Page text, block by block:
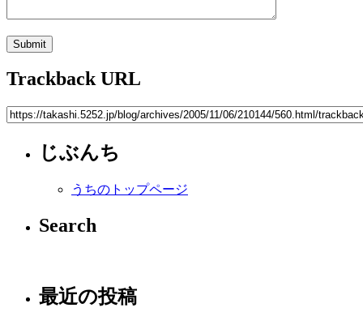
Trackback URL
じぶんち
うちのトップページ
Search
最近の投稿